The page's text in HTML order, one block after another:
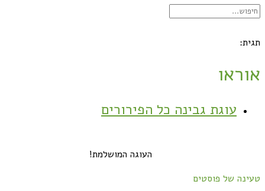
תגית:
אוראו
עוגת גבינה כל הפירורים
העוגה המושלמת!
טעינה של פוסטים